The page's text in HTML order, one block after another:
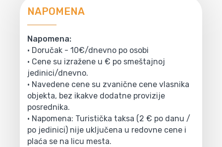
NAPOMENA
Napomena:
• Doručak - 10€/dnevno po osobi
• Cene su izražene u € po smeštajnoj
jedinici/dnevno.
• Navedene cene su zvanične cene vlasnika
objekta, bez ikakve dodatne provizije
posrednika.
• Napomena: Turistička taksa (2 € po danu /
po jedinici) nije uključena u redovne cene i
plaća se na licu mesta.